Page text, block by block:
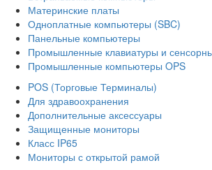
Материнские платы
Одноплатные компьютеры (SBC)
Панельные компьютеры
Промышленные клавиатуры и
Промышленные компьютеры OPS
POS (Торговые Терминалы)
Для здравоохранения
Дополнительные аксессуары
Защищенные мониторы
Класс IP65
Мониторы с открытой рамой